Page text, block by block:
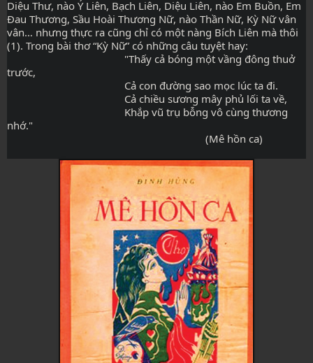
Diệu Thư, nào Ý Liên, Bạch Liên, Diệu Liên, nào Em Buồn, Em
Đau Thương, Sầu Hoài Thương Nữ, nào Thần Nữ, Kỳ Nữ vân
vân… nhưng thực ra cũng chỉ có một nàng Bích Liên mà thôi
(1). Trong bài thơ “Kỳ Nữ” có những câu tuyệt hay:
trước,
                                          Cả con đường sao mọc lúc ta đi.
                                          Cả chiều sương mây phủ lối ta về,
nhớ."
                                                                       (Mê hồn ca)